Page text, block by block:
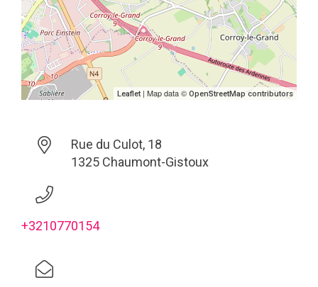
Leaflet | Map data © OpenStreetMap contributors
Rue du Culot, 18
1325 Chaumont-Gistoux
+3210770154